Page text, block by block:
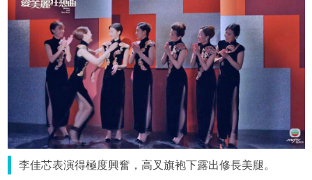
李佳芯表演得極度興奮，高叉旗袍下露出修長美腿。